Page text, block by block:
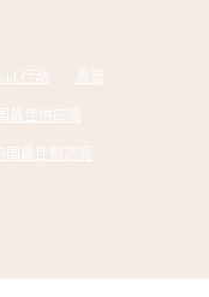
o.i.l.行动 黑管
最佳供应商
国最佳制造商